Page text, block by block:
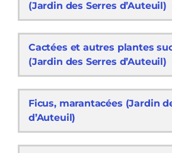
(Jardin des Serres d’Auteuil)
Cactées et autres plantes
(Jardin des Serres d’Auteuil)
Ficus, marantacées (Jardin
d’Auteuil)